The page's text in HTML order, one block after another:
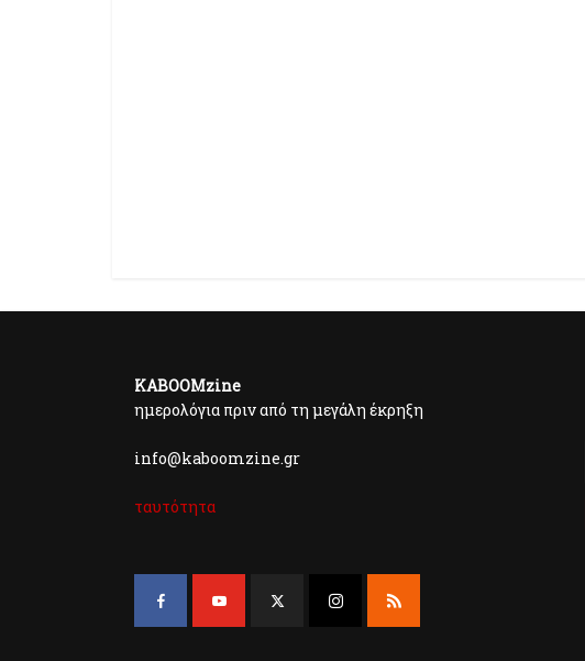
KABOOMzine
ημερολόγια πριν από τη μεγάλη έκρηξη
info@kaboomzine.gr
ταυτότητα